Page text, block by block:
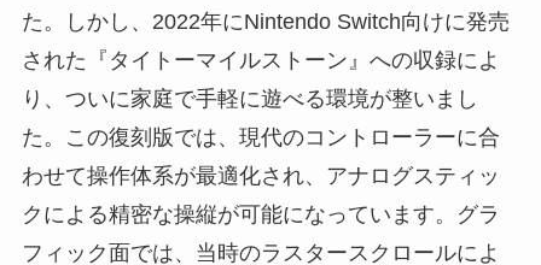
た。しかし、2022年にNintendo Switch向けに発売
された『タイトーマイルストーン』への収録によ
り、ついに家庭で手軽に遊べる環境が整いまし
た。この復刻版では、現代のコントローラーに合
わせて操作体系が最適化され、アナログスティッ
クによる精密な操縦が可能になっています。グラ
フィック面では、当時のラスタースクロールによ